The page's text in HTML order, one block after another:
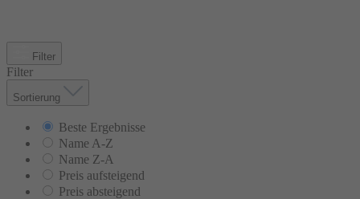
Filter
Filter
Sortierung
Beste Ergebnisse
Name A-Z
Name Z-A
Preis aufsteigend
Preis absteigend